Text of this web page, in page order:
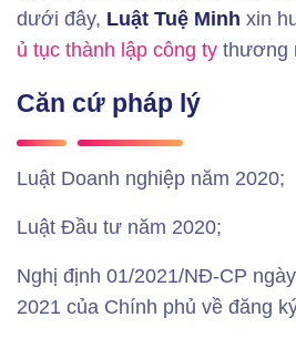
dưới đây, Luật Tuệ Minh xin
ủ tục thành lập công ty thương
Căn cứ pháp lý
Luật Doanh nghiệp năm 2020;
Luật Đầu tư năm 2020;
Nghị định 01/2021/NĐ-CP
2021 của Chính phủ về đăng